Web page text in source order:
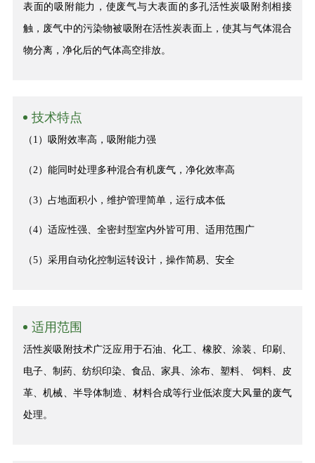
表面的吸附能力，使废气与大表面的多孔活性炭吸附剂相接
触，废气中的污染物被吸附在活性炭表面上，使其与气体混合
物分离，净化后的气体高空排放。
技术特点
（1）吸附效率高，吸附能力强
（2）能同时处理多种混合有机废气，净化效率高
（3）占地面积小，维护管理简单，运行成本低
（4）适应性强、全密封型室内外皆可用、适用范围广
（5）采用自动化控制运转设计，操作简易、安全
适用范围
活性炭吸附技术广泛应用于石油、化工、橡胶、涂装、印刷、
电子、制药、纺织印染、食品、家具、涂布、塑料、 饲料、皮
革、机械、半导体制造、材料合成等行业低浓度大风量的废气
处理。